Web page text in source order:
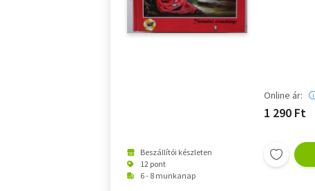
Beszállítói készleten
12 pont
6 - 8 munkanap
Online ár:
1 290 Ft